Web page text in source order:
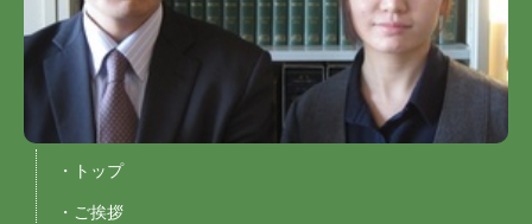
・トップ
・ご挨拶